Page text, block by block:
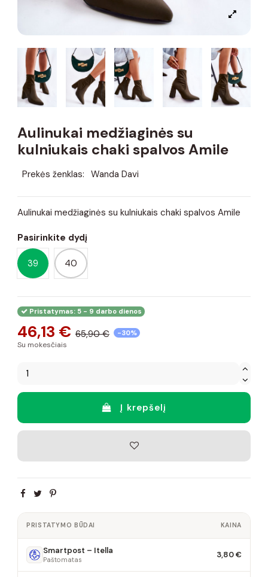
Aulinukai medžiaginės su
kulniukais chaki spalvos Amile
Prekės ženklas: Wanda Davi
Aulinukai medžiaginės su kulniukais chaki spalvos Amile
Pasirinkite dydį
39 40
Pristatymas: 5 - 9 darbo dienos
46,13 € 65,90 € -30%
Su mokesčiais
Į krepšelį
PRISTATYMO BŪDAI KAINA
Smartpost – Itella
Paštomatas 3,80 €